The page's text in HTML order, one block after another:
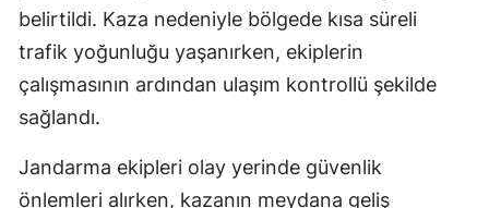
belirtildi. Kaza nedeniyle bölgede kısa süreli
trafik yoğunluğu yaşanırken, ekiplerin
çalışmasının ardından ulaşım kontrollü şekilde
sağlandı.
Jandarma ekipleri olay yerinde güvenlik
önlemleri alırken, kazanın meydana geliş